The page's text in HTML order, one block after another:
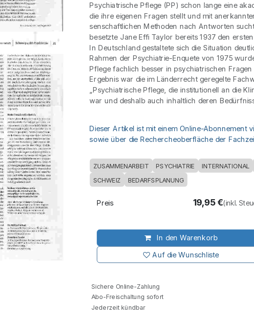
Psychiatrische Pflege (PP) schon lange eine
die ihre eigenen Fragen stellt und mit
senschaftlichen Methoden nach Antworten
besetzte Jane Effi Taylor bereits 1937 den
In Deutschland gestaltete sich die Situation
Rahmen der Psychiatrie-Enquete von 1975
Pflege fachlich besser in psychiatrischen Fragen
Ergebnis war die im Länderrecht geregelte
„Psychiatrische Pflege, die institutionell an die
war und deshalb auch inhaltlich deren
Dieser Artikel ist mit einem Online-Abonnement
sowie über die Rechercheoberfläche der
ZUSAMMENARBEIT PSYCHIATRIE INTERNATIONAL
SCHWEIZ
BEDARFSPLANUNG
In den Warenkorb
Auf die Wunschliste
Preis 19,95€(inkl.
Sichere Online-Zahlung
Abo-Freischaltung sofort
Jederzeit kündbar